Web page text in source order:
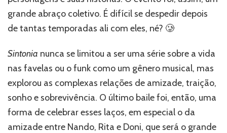
grande abraço coletivo. É difícil se despedir depois
de tantas temporadas ali com eles, né? 🥲
Sintonia nunca se limitou a ser uma série sobre a vida
nas favelas ou o funk como um gênero musical, mas
explorou as complexas relações de amizade, traição,
sonho e sobrevivência. O último baile foi, então, uma
forma de celebrar esses laços, em especial o da
amizade entre Nando, Rita e Doni, que será o grande